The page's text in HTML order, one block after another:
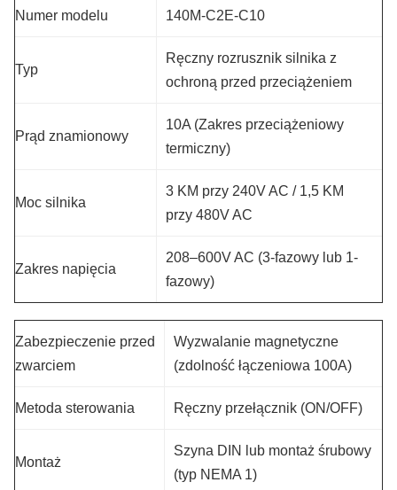
Numer modelu 140M-C2E-C10
Typ
Ręczny rozrusznik silnika z
ochroną przed przeciążeniem
Prąd znamionowy
10A (Zakres przeciążeniowy
termiczny)
Moc silnika
3 KM przy 240V AC / 1,5 KM
przy 480V AC
Zakres napięcia
208–600V AC (3-fazowy lub 1-
fazowy)
Zabezpieczenie przed
zwarciem
Wyzwalanie magnetyczne
(zdolność łączeniowa 100A)
Metoda sterowania Ręczny przełącznik (ON/OFF)
Montaż
Szyna DIN lub montaż śrubowy
(typ NEMA 1)